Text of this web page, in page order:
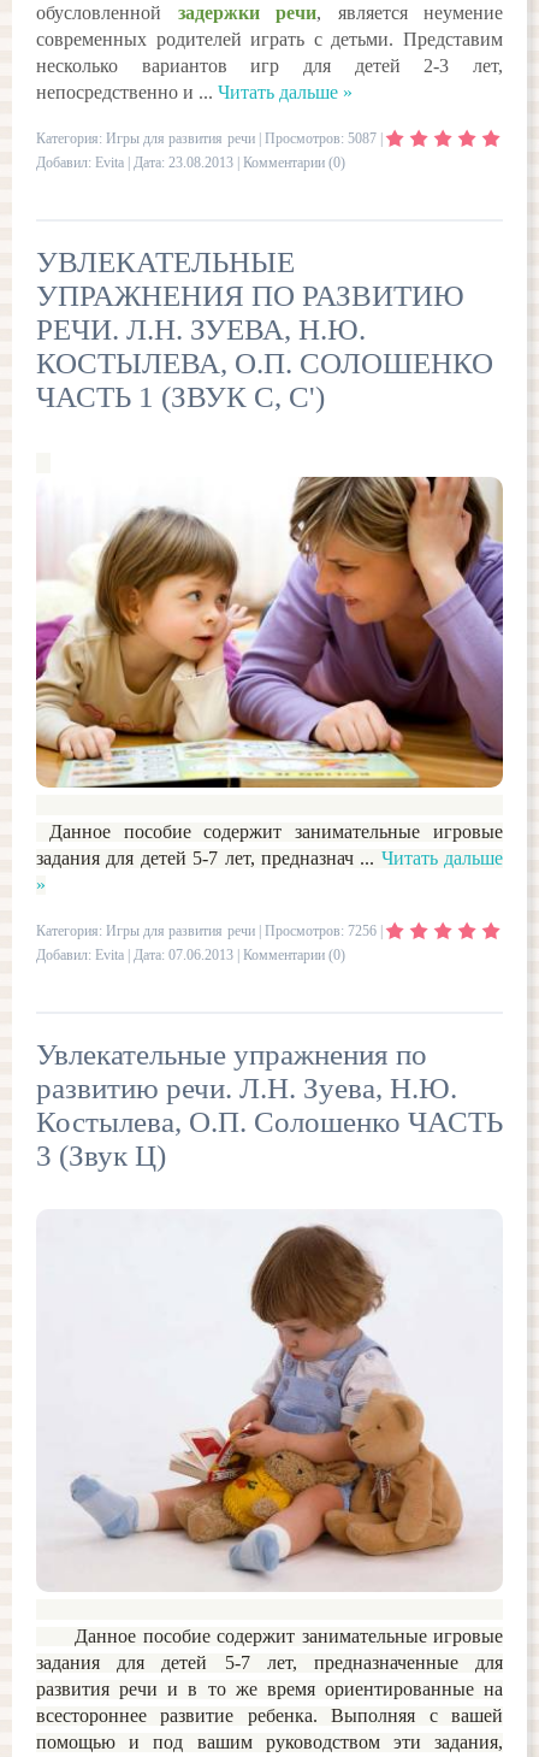
обусловленной задержки речи, является неумение
современных родителей играть с детьми. Представим
несколько вариантов игр для детей 2-3 лет,
непосредственно и ... Читать дальше »
Категория:Игры для развития речи| Просмотров: 5087 |
Добавил: Evita | Дата: 23.08.2013 Комментарии (0)
УВЛЕКАТЕЛЬНЫЕ
УПРАЖНЕНИЯ ПО РАЗВИТИЮ
РЕЧИ. Л.Н. ЗУЕВА, Н.Ю.
КОСТЫЛЕВА, О.П. СОЛОШЕНКО
ЧАСТЬ 1 (ЗВУК С, С')
Данное пособие содержит занимательные игровые
задания для детей 5-7 лет, предназнач ... Читать дальше
»
Категория:Игры для развития речи| Просмотров: 7256 |
Добавил: Evita | Дата: 07.06.2013 Комментарии (0)
Увлекательные упражнения по
развитию речи. Л.Н. Зуева, Н.Ю.
Костылева, О.П. Солошенко ЧАСТЬ
3 (Звук Ц)
Данное пособие содержит занимательные игровые
задания для детей 5-7 лет, предназначенные для
развития речи и в то же время ориентированные на
всестороннее развитие ребенка. Выполняя с вашей
помощью и под вашим руководством эти задания,